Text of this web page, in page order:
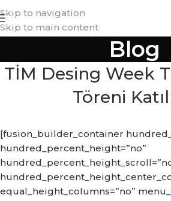
Skip to navigation
Skip to main content
Blog
TİM Desing Week
Töreni
[fusion_builder_container
hundred_percent_height=”no”
equal_height_columns=”no”